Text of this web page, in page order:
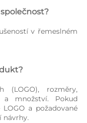
v řemeslném
(LOGO), rozměry,
a množství. Pokud
a požadované
návrhy.